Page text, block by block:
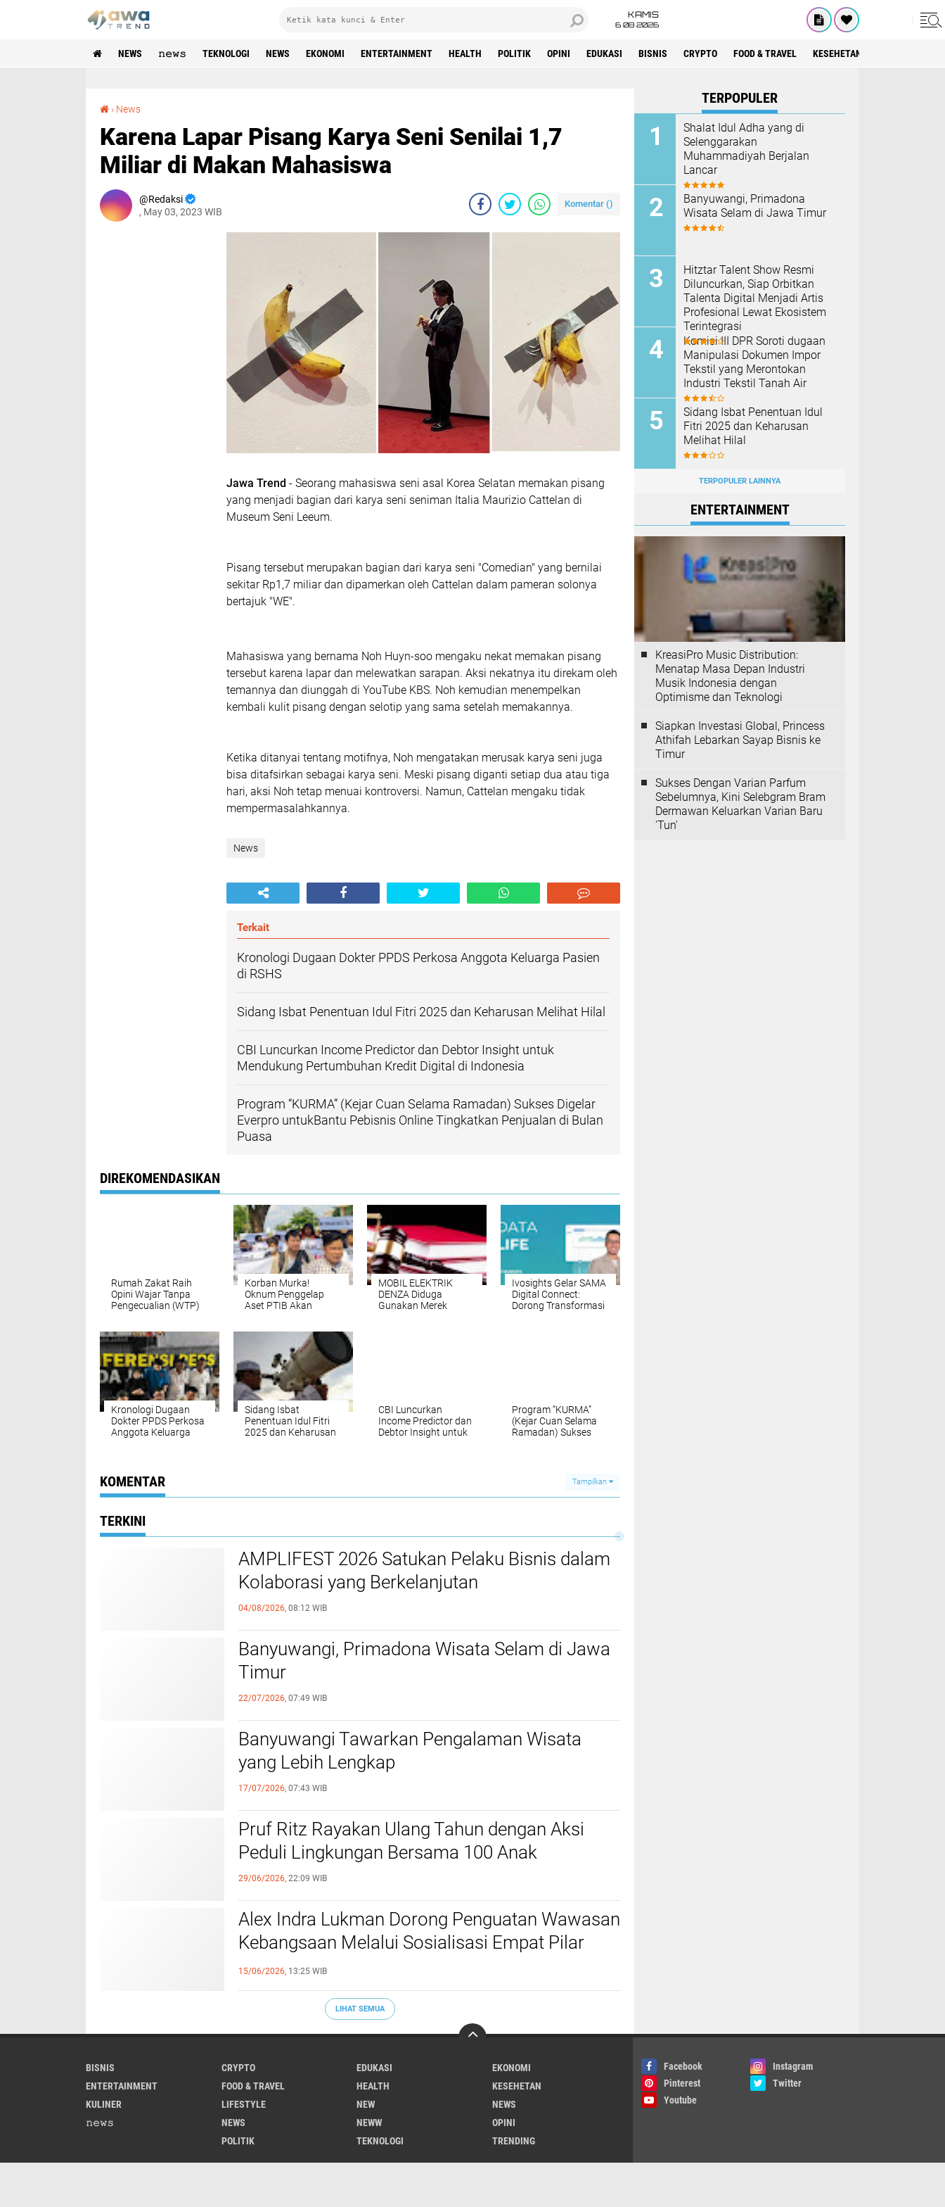
KAMIS
6 08 2026
NEWS 𝚗𝚎𝚠𝚜 TEKNOLOGI NEWS EKONOMI ENTERTAINMENT HEALTH POLITIK OPINI EDUKASI BISNIS CRYPTO FOOD & TRAVEL KESEHETAN
› News
Karena Lapar Pisang Karya Seni Senilai 1,7
Miliar di Makan Mahasiswa
Redaksi
, May 03, 2023 WIB
Komentar ()
Jawa Trend - Seorang mahasiswa seni asal Korea Selatan memakan pisang
yang menjadi bagian dari karya seni seniman Italia Maurizio Cattelan di
Museum Seni Leeum.
Pisang tersebut merupakan bagian dari karya seni "Comedian" yang bernilai
sekitar Rp1,7 miliar dan dipamerkan oleh Cattelan dalam pameran solonya
bertajuk "WE".
Mahasiswa yang bernama Noh Huyn-soo mengaku nekat memakan pisang
tersebut karena lapar dan melewatkan sarapan. Aksi nekatnya itu direkam oleh
temannya dan diunggah di YouTube KBS. Noh kemudian menempelkan
kembali kulit pisang dengan selotip yang sama setelah memakannya.
Ketika ditanyai tentang motifnya, Noh mengatakan merusak karya seni juga
bisa ditafsirkan sebagai karya seni. Meski pisang diganti setiap dua atau tiga
hari, aksi Noh tetap menuai kontroversi. Namun, Cattelan mengaku tidak
mempermasalahkannya.
News
Terkait
Kronologi Dugaan Dokter PPDS Perkosa Anggota Keluarga Pasien
di RSHS
Sidang Isbat Penentuan Idul Fitri 2025 dan Keharusan Melihat Hilal
CBI Luncurkan Income Predictor dan Debtor Insight untuk
Mendukung Pertumbuhan Kredit Digital di Indonesia
Program “KURMA” (Kejar Cuan Selama Ramadan) Sukses Digelar
Everpro untukBantu Pebisnis Online Tingkatkan Penjualan di Bulan
Puasa
DIREKOMENDASIKAN
Rumah Zakat Raih
Opini Wajar Tanpa
Pengecualian (WTP)
Korban Murka!
Oknum Penggelap
Aset PTIB Akan
MOBIL ELEKTRIK
DENZA Diduga
Gunakan Merek
Ivosights Gelar SAMA
Digital Connect:
Dorong Transformasi
Kronologi Dugaan
Dokter PPDS Perkosa
Anggota Keluarga
Sidang Isbat
Penentuan Idul Fitri
2025 dan Keharusan
CBI Luncurkan
Income Predictor dan
Debtor Insight untuk
Program “KURMA”
(Kejar Cuan Selama
Ramadan) Sukses
Penjualan di Bulan
KOMENTAR Tampilkan
TERKINI
AMPLIFEST 2026 Satukan Pelaku Bisnis dalam
Kolaborasi yang Berkelanjutan
04/08/2026, 08:12 WIB
Banyuwangi, Primadona Wisata Selam di Jawa
Timur
22/07/2026, 07:49 WIB
Banyuwangi Tawarkan Pengalaman Wisata
yang Lebih Lengkap
17/07/2026, 07:43 WIB
Pruf Ritz Rayakan Ulang Tahun dengan Aksi
Peduli Lingkungan Bersama 100 Anak
29/06/2026, 22:09 WIB
Alex Indra Lukman Dorong Penguatan Wawasan
Kebangsaan Melalui Sosialisasi Empat Pilar
MPR RI di Padang
15/06/2026, 13:25 WIB
LIHAT SEMUA
TERPOPULER
Shalat Idul Adha yang di
Selenggarakan
Muhammadiyah Berjalan
Lancar
Banyuwangi, Primadona
Wisata Selam di Jawa Timur
Hitztar Talent Show Resmi
Diluncurkan, Siap Orbitkan
Talenta Digital Menjadi Artis
Profesional Lewat Ekosistem
Terintegrasi
Komisi III DPR Soroti dugaan
Manipulasi Dokumen Impor
Tekstil yang Merontokan
Industri Tekstil Tanah Air
Sidang Isbat Penentuan Idul
Fitri 2025 dan Keharusan
Melihat Hilal
TERPOPULER LAINNYA
ENTERTAINMENT
KreasiPro Music Distribution:
Menatap Masa Depan Industri
Musik Indonesia dengan
Optimisme dan Teknologi
Siapkan Investasi Global, Princess
Athifah Lebarkan Sayap Bisnis ke
Timur
Sukses Dengan Varian Parfum
Sebelumnya, Kini Selebgram Bram
Dermawan Keluarkan Varian Baru
'Tun'
BISNIS CRYPTO EDUKASI
EKONOMI
ENTERTAINMENT
FOOD & TRAVEL HEALTH
KESEHETAN
KULINER
LIFESTYLE NEW
NEWS
𝚗𝚎𝚠𝚜
NEWS NEWW
OPINI
POLITIK
TEKNOLOGI TRENDING
Facebook
Instagram
Pinterest
Twitter
Youtube